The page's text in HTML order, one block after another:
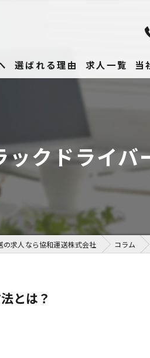
選ばれる理由 求人一覧 当
クドライバ
の求人なら協和運送株式会社 コラム
とは？